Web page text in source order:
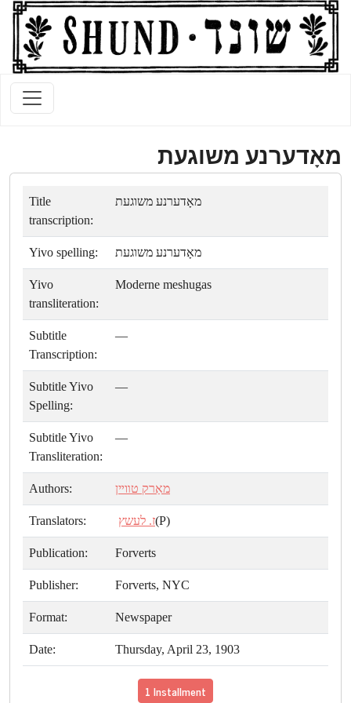
מאָדערנע משוגעת
Title
transcription:
מאָדערנע משוגעת
Yivo spelling: מאָדערנע משוגעת
Yivo
transliteration:
Moderne meshugas
Subtitle
Transcription:
—
Subtitle Yivo
Spelling:
—
Subtitle Yivo
Transliteration:
—
Authors: מאַרק טװײן
Translators: ז. לעשץ(P)
Publication: Forverts
Publisher: Forverts, NYC
Format: Newspaper
Date: Thursday, April 23, 1903
1 Installment